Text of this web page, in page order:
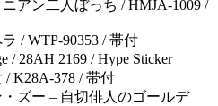
アン二人ぼっち / HMJA-1009 /
/ WTP-90353 / 帯付
/ 28AH 2169 / Hype Sticker
/ K28A-378 / 帯付
ズー – 自切俳人のゴールデ